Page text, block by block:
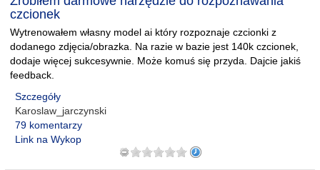
czcionek
Wytrenowałem własny model ai który rozpoznaje czcionki z
dodanego zdjęcia/obrazka. Na razie w bazie jest 140k czcionek,
dodaje więcej sukcesywnie. Może komuś się przyda. Dajcie jakiś
feedback.
Szczegóły
Karoslaw_jarczynski
79 komentarzy
Link na Wykop